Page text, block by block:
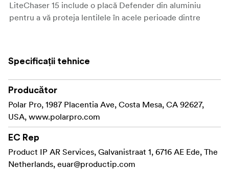
LiteChaser 15 include o placă Defender din aluminiu
pentru a vă proteja lentilele în acele perioade dintre
înlocuită cu una dintre noile opțiuni de filtru cu eliberare
lentilele dvs. perfect curate/fără murdărie.
O nouă matrice de magnețiMagSafe™mai puternică
păstrează capacitățile complete de încărcare și un nou
suport de șină îmbunătățit vă permite să instalați
instantaneu mânerul nostru LiteChaser și obturatorul
Bluetooth.
Specificații tehnice
Producător
Polar Pro, 1987 Placentia Ave, Costa Mesa, CA 92627,
USA, www.polarpro.com
EC Rep
Product IP AR Services, Galvanistraat 1, 6716 AE Ede, The
Netherlands, euar@productip.com